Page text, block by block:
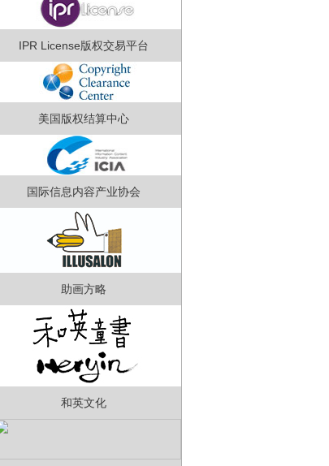
IPR License版权交易平台
美国版权结算中心
国际信息内容产业协会
助画方略
和英文化